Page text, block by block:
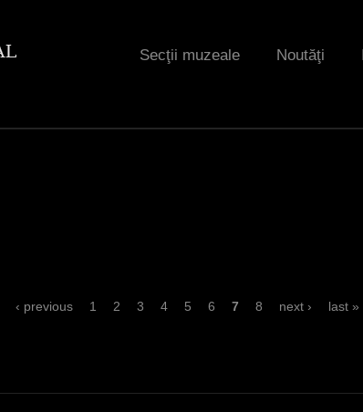
Secţii muzeale Noutăţi
‹ previous 1 2 3 4 5 6 7 8 next › last »